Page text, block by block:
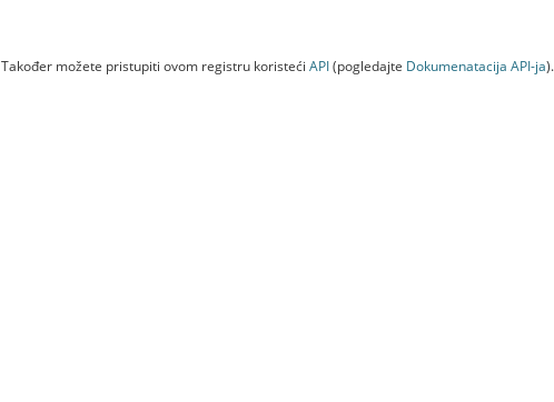
Također možete pristupiti ovom registru koristeći API(pogledajte Dokumenаtаcijа API-jа).